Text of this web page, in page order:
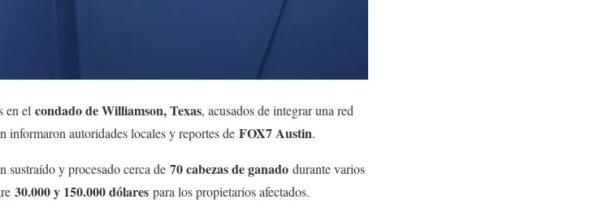
en el condado de Williamson, Texas, acusados de integrar una red
informaron autoridades locales y reportes de FOX7 Austin.
sustraído y procesado cerca de 70 cabezas de ganado durante varios
30.000 y 150.000 dólares para los propietarios afectados.